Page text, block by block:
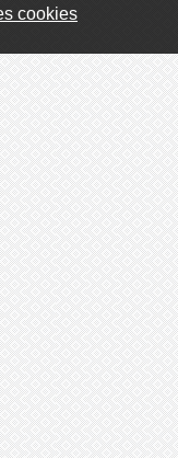
cookies